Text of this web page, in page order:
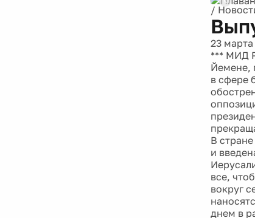
/
23 марта
*** МИД
Йемене,
в сфере
В
и
все,
вокруг
днем в